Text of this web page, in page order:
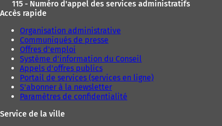
115 - Numéro d'appel des services administratifs
Accès rapide
Organisation administrative
Communiqués de presse
Offres d'emploi
Système d'information du Conseil
Appels d'offres publics
Portail de services (services en ligne)
S'abonner à la newsletter
Paramètres de confidentialité
Service de la ville